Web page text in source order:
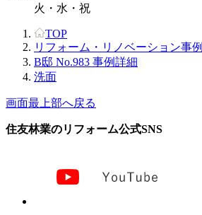
火・水・祝
TOP
リフォーム・リノベーション事例
B邸 No.983 事例詳細
洗面
画面最上部へ戻る
住友林業のリフォーム公式SNS